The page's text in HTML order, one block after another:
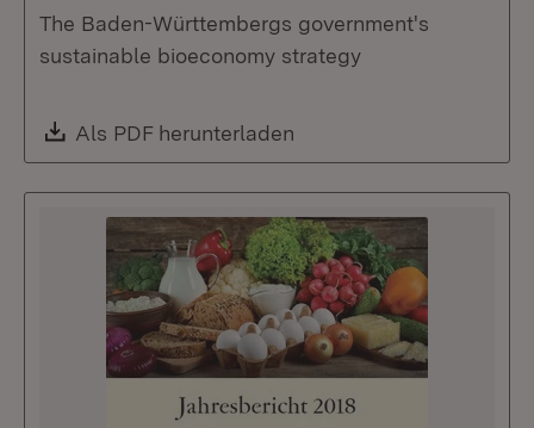
The Baden-Württembergs government's
sustainable bioeconomy strategy
Download:
Als PDF herunterladen